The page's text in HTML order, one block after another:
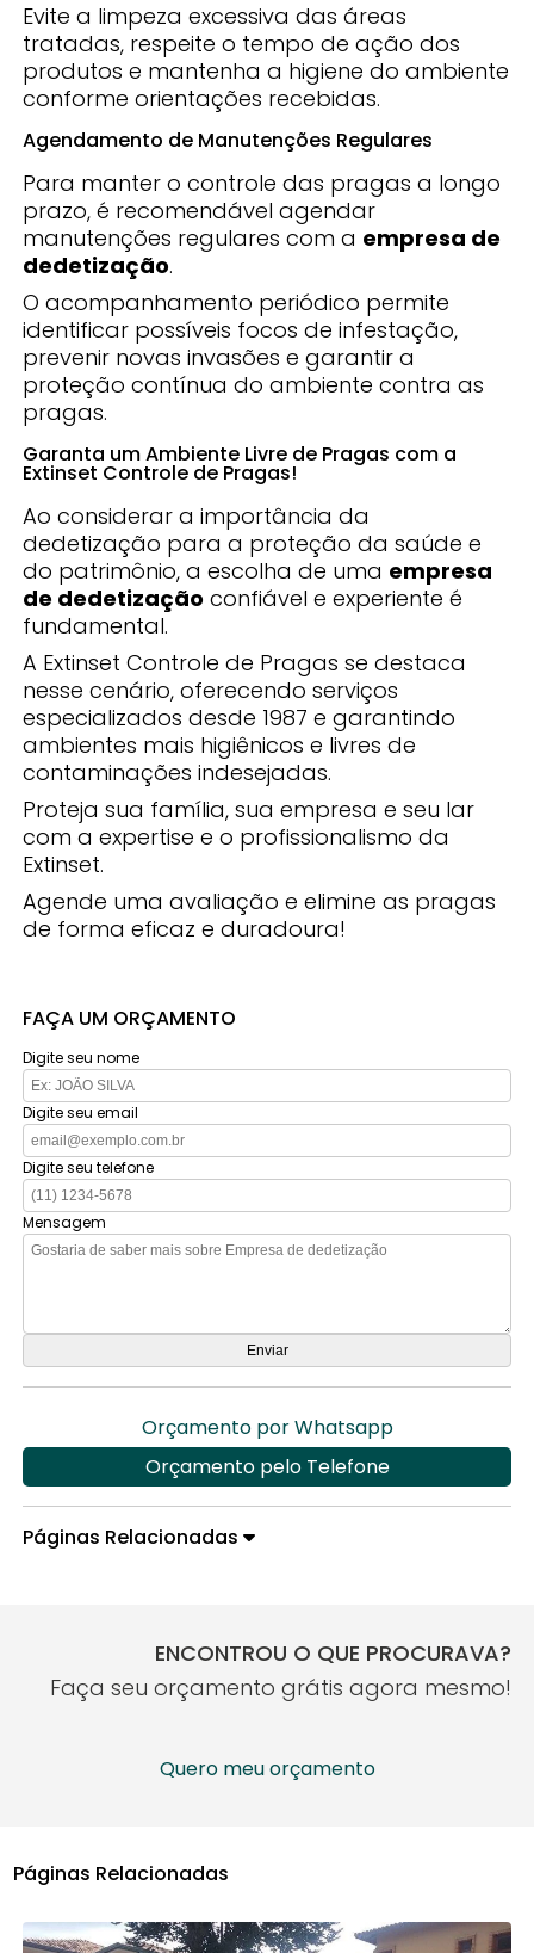
Evite a limpeza excessiva das áreas
tratadas, respeite o tempo de ação dos
produtos e mantenha a higiene do ambiente
conforme orientações recebidas.
Agendamento de Manutenções Regulares
Para manter o controle das pragas a longo
prazo, é recomendável agendar
manutenções regulares com a empresa de
dedetização.
O acompanhamento periódico permite
identificar possíveis focos de infestação,
prevenir novas invasões e garantir a
proteção contínua do ambiente contra as
pragas.
Garanta um Ambiente Livre de Pragas com a
Extinset Controle de Pragas!
Ao considerar a importância da
dedetização para a proteção da saúde e
do patrimônio, a escolha de uma empresa
de dedetização confiável e experiente é
fundamental.
A Extinset Controle de Pragas se destaca
nesse cenário, oferecendo serviços
especializados desde 1987 e garantindo
ambientes mais higiênicos e livres de
contaminações indesejadas.
Proteja sua família, sua empresa e seu lar
com a expertise e o profissionalismo da
Extinset.
Agende uma avaliação e elimine as pragas
de forma eficaz e duradoura!
FAÇA UM ORÇAMENTO
Digite seu nome
Digite seu email
Digite seu telefone
Mensagem
Orçamento por Whatsapp
Orçamento pelo Telefone
Páginas Relacionadas
ENCONTROU O QUE PROCURAVA?
Faça seu orçamento grátis agora mesmo!
Quero meu orçamento
Páginas Relacionadas